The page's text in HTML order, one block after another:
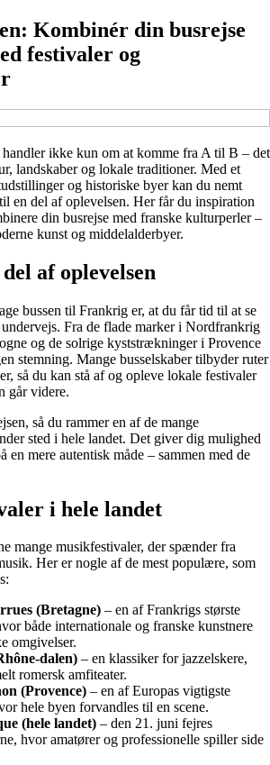
Kombinér din busrejse
festivaler og
ikke kun om at komme fra A til B – det
landskaber og lokale traditioner. Med et
og historiske byer kan du nemt
en del af oplevelsen. Her får du inspiration
din busrejse med franske kulturperler –
kunst og middelalderbyer.
af oplevelsen
bussen til Frankrig er, at du får tid til at se
Fra de flade marker i Nordfrankrig
og de solrige kyststrækninger i Provence
stemning. Mange busselskaber tilbyder ruter
så du kan stå af og opleve lokale festivaler
går videre.
så du rammer en af de mange
sted i hele landet. Det giver dig mulighed
en mere autentisk måde – sammen med de
i hele landet
mange musikfestivaler, der spænder fra
Her er nogle af de mest populære, som
(Bretagne) – en af Frankrigs største
både internationale og franske kunstnere
omgivelser.
dalen) – en klassiker for jazzelskere,
romersk amfiteater.
(Provence) – en af Europas vigtigste
hele byen forvandles til en scene.
(hele landet) – den 21. juni fejres
hvor amatører og professionelle spiller side